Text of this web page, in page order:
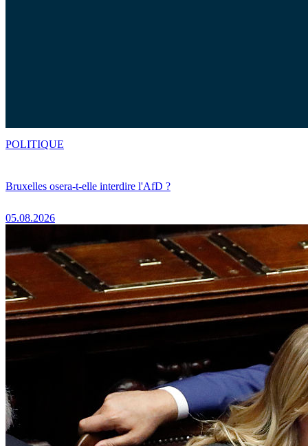
Bruxelles osera-t-elle interdire l'AfD ?
05.08.2026
POLITIQUE